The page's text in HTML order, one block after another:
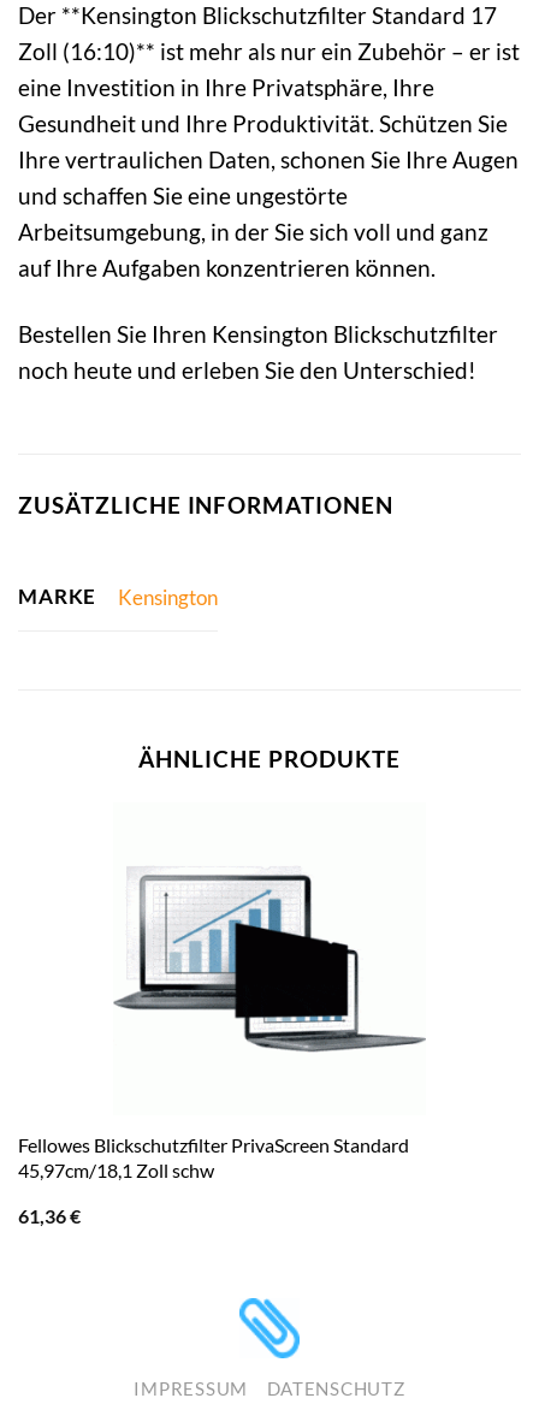
Der **Kensington Blickschutzfilter Standard 17
Zoll (16:10)** ist mehr als nur ein Zubehör – er ist
eine Investition in Ihre Privatsphäre, Ihre
Gesundheit und Ihre Produktivität. Schützen Sie
Ihre vertraulichen Daten, schonen Sie Ihre Augen
und schaffen Sie eine ungestörte
Arbeitsumgebung, in der Sie sich voll und ganz
auf Ihre Aufgaben konzentrieren können.
Bestellen Sie Ihren Kensington Blickschutzfilter
noch heute und erleben Sie den Unterschied!
ZUSÄTZLICHE INFORMATIONEN
MARKE Kensington
ÄHNLICHE PRODUKTE
Fellowes Blickschutzfilter PrivaScreen Standard
45,97cm/18,1 Zoll schw
61,36€
IMPRESSUM DATENSCHUTZ